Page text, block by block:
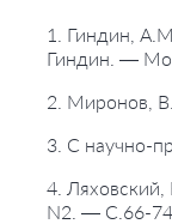
1. Гиндин,
Гиндин. —
2. Миронов,
3. С научно-
4.
N2. — С.66-74.